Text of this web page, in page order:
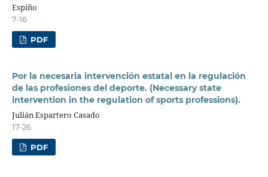
Espiño
7-16
PDF
Por la necesaria intervención estatal en la regulación
de las profesiones del deporte. (Necessary state
intervention in the regulation of sports professions).
Julián Espartero Casado
17-26
PDF